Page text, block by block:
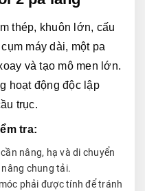
thép, khuôn lớn, cấu
máy dài, một pa
và tạo mô men lớn.
hoạt động độc lập
trục.
tra:
nâng, hạ và di chuyển
chung tải.
phải được tính để tránh